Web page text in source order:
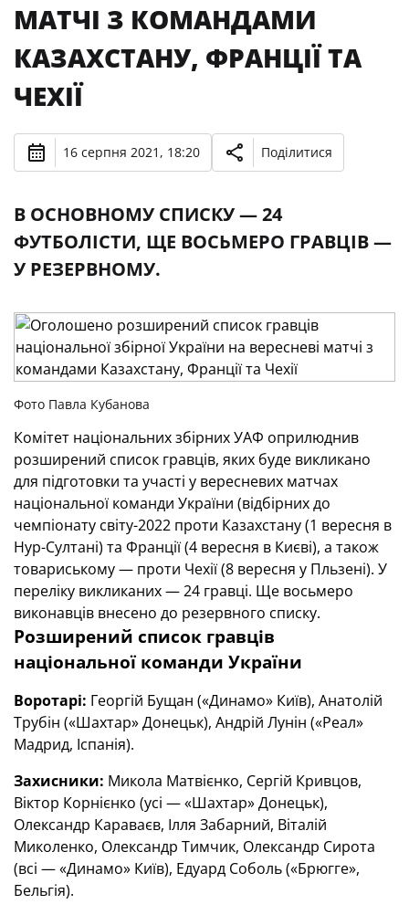
МАТЧІ З КОМАНДАМИ
КАЗАХСТАНУ, ФРАНЦІЇ ТА
ЧЕХІЇ
16 серпня 2021, 18:20 Поділитися
В ОСНОВНОМУ СПИСКУ — 24
ФУТБОЛІСТИ, ЩЕ ВОСЬМЕРО ГРАВЦІВ —
У РЕЗЕРВНОМУ.
Фото Павла Кубанова
Комітет національних збірних УАФ оприлюднив
розширений список гравців, яких буде викликано
для підготовки та участі у вересневих матчах
національної команди України (відбірних до
чемпіонату світу-2022 проти Казахстану (1 вересня в
Нур-Султані) та Франції (4 вересня в Києві), а також
товариському — проти Чехії (8 вересня у Пльзені). У
переліку викликаних — 24 гравці. Ще восьмеро
виконавців внесено до резервного списку.
Розширений список гравців
національної команди України
Воротарі: Георгій Бущан («Динамо» Київ), Анатолій
Трубін («Шахтар» Донецьк), Андрій Лунін («Реал»
Мадрид, Іспанія).
Захисники: Микола Матвієнко, Сергій Кривцов,
Віктор Корнієнко (усі — «Шахтар» Донецьк),
Олександр Караваєв, Ілля Забарний, Віталій
Миколенко, Олександр Тимчик, Олександр Сирота
(всі — «Динамо» Київ), Едуард Соболь («Брюгге»,
Бельгія).